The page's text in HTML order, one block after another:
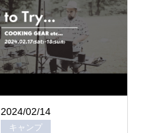
2024/02/14
キャンプ